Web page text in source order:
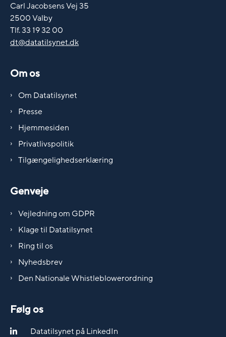
Carl Jacobsens Vej 35
2500 Valby
Tlf. 33 19 32 00
dt@datatilsynet.dk
Om os
Om Datatilsynet
Presse
Hjemmesiden
Privatlivspolitik
Tilgængelighedserklæring
Genveje
Vejledning om GDPR
Klage til Datatilsynet
Ring til os
Nyhedsbrev
Den Nationale Whistleblowerordning
Følg os
Datatilsynet på LinkedIn